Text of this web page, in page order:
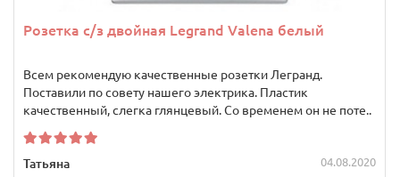
Розетка с/з двойная Legrand Valena белый
Всем рекомендую качественные розетки Легранд.
Поставили по совету нашего электрика. Пластик
качественный, слегка глянцевый. Со временем он не поте..
Татьяна 04.08.2020